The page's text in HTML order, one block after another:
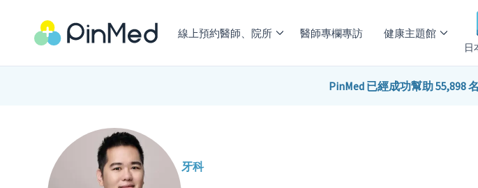
線上預約醫師、院所 醫師專欄專訪 健康主題館
日
PinMed 已經成功幫助 55,898
牙科